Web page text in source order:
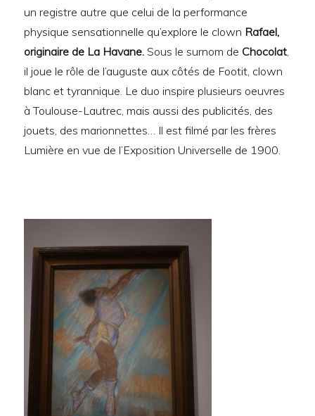
un registre autre que celui de la performance
physique sensationnelle qu’explore le clown Rafael,
originaire de La Havane. Sous le surnom de Chocolat
il joue le rôle de l’auguste aux côtés de Footit, clown
blanc et tyrannique. Le duo inspire plusieurs oeuvres
à Toulouse-Lautrec, mais aussi des publicités, des
jouets, des marionnettes… Il est filmé par les frères
Lumière en vue de l’Exposition Universelle de 1900.